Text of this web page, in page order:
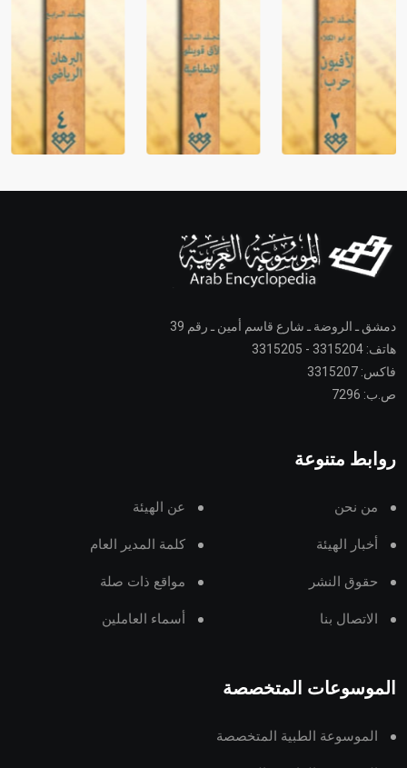
دمشق ـ الروضة ـ شارع قاسم أمين ـ رقم 39
هاتف: 3315204 - 3315205
فاكس: 3315207
ص.ب: 7296
روابط متنوعة
من نحن عن الهيئة
أخبار الهيئة كلمة المدير العام
حقوق النشر مواقع ذات صلة
الاتصال بنا أسماء العاملين
الموسوعات المتخصصة
الموسوعة الطبية المتخصصة